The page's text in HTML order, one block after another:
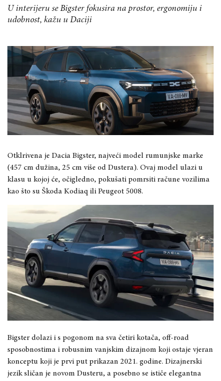
U interijeru se Bigster fokusira na prostor, ergonomiju i
udobnost, kažu u Daciji
Otklrivena je Dacia Bigster, najveći model rumunjske marke
(457 cm dužina, 25 cm više od Dustera). Ovaj model ulazi u
klasu u kojoj će, očigledno, pokušati pomrsiti račune vozilima
kao što su Škoda Kodiaq ili Peugeot 5008.
Bigster dolazi i s pogonom na sva četiri kotača, off-road
sposobnostima i robusnim vanjskim dizajnom koji ostaje vjeran
konceptu koji je prvi put prikazan 2021. godine. Dizajnerski
jezik sličan je novom Dusteru, a posebno se ističe elegantna